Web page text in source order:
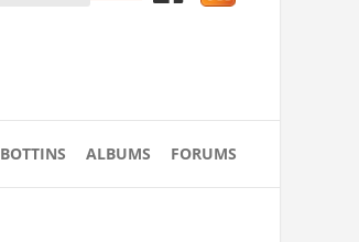
BOTTINS ALBUMS FORUMS